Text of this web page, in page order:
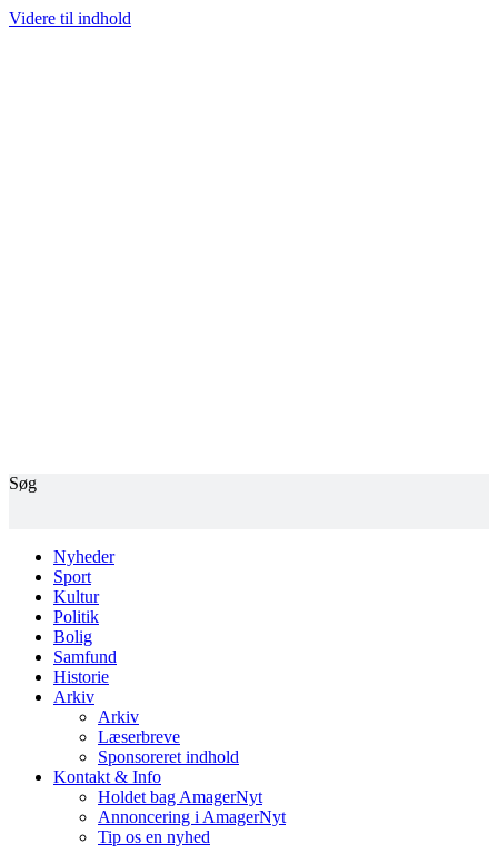
Videre til indhold
Søg
Nyheder
Sport
Kultur
Politik
Bolig
Samfund
Historie
Arkiv
Arkiv
Læserbreve
Sponsoreret indhold
Kontakt & Info
Holdet bag AmagerNyt
Annoncering i AmagerNyt
Tip os en nyhed